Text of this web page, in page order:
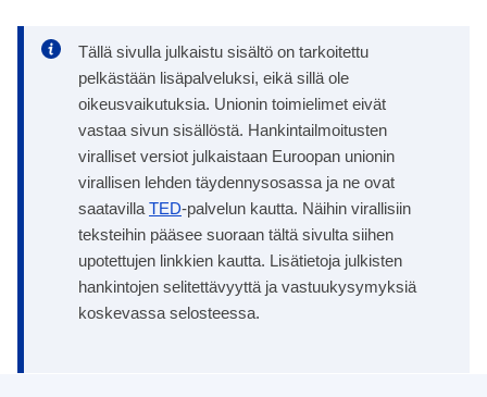
Tällä sivulla julkaistu sisältö on tarkoitettu
pelkästään lisäpalveluksi, eikä sillä ole
oikeusvaikutuksia. Unionin toimielimet eivät
vastaa sivun sisällöstä. Hankintailmoitusten
viralliset versiot julkaistaan Euroopan unionin
virallisen lehden täydennysosassa ja ne ovat
saatavilla TED-palvelun kautta. Näihin virallisiin
teksteihin pääsee suoraan tältä sivulta siihen
upotettujen linkkien kautta. Lisätietoja julkisten
hankintojen selitettävyyttä ja vastuukysymyksiä
koskevassa selosteessa.